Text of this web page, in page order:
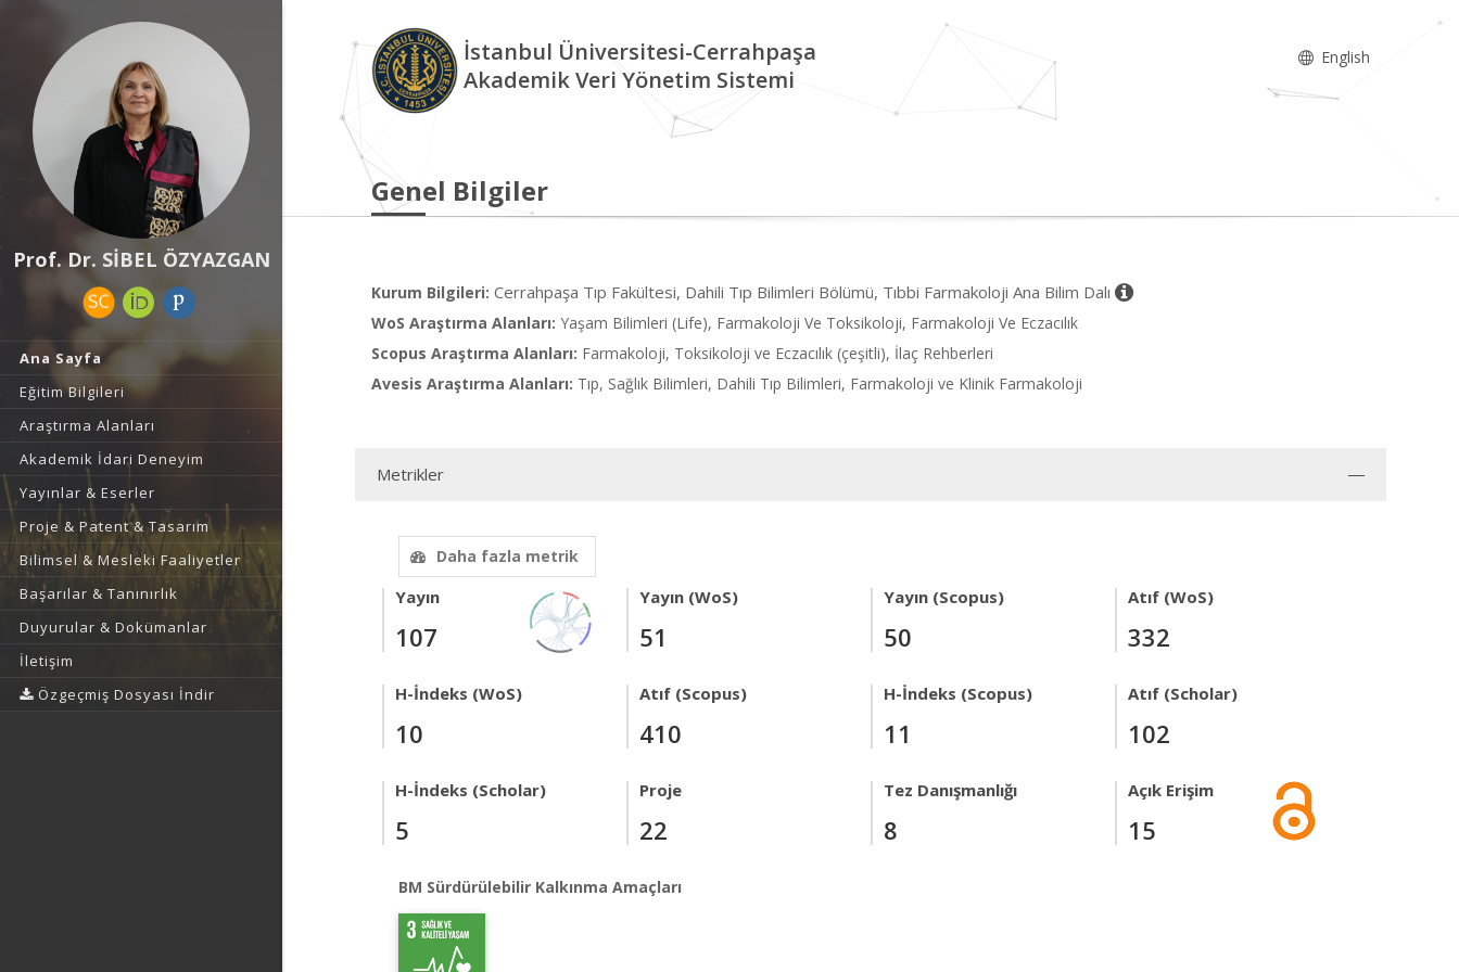
Prof. Dr. SİBEL ÖZYAZGAN
Ana Sayfa
Eğitim Bilgileri
Araştırma Alanları
Akademik İdari Deneyim
Yayınlar & Eserler
Proje & Patent & Tasarım
Bilimsel & Mesleki Faaliyetler
Başarılar & Tanınırlık
Duyurular & Dokümanlar
İletişim
Özgeçmiş Dosyası İndir
İstanbul Üniversitesi-Cerrahpaşa
Akademik Veri Yönetim Sistemi
English
Genel Bilgiler
Kurum Bilgileri: Cerrahpaşa Tıp Fakültesi, Dahili Tıp Bilimleri Bölümü, Tıbbi Farmakoloji Ana Bilim Dalı
WoS Araştırma Alanları: Yaşam Bilimleri (Life), Farmakoloji Ve Toksikoloji, Farmakoloji Ve Eczacılık
Scopus Araştırma Alanları: Farmakoloji, Toksikoloji ve Eczacılık (çeşitli), İlaç Rehberleri
Avesis Araştırma Alanları: Tıp, Sağlık Bilimleri, Dahili Tıp Bilimleri, Farmakoloji ve Klinik Farmakoloji
Metrikler
Daha fazla metrik
Yayın
107
Yayın (WoS)
51
Yayın (Scopus)
50
Atıf (WoS)
332
H-İndeks (WoS)
10
Atıf (Scopus)
410
H-İndeks (Scopus)
11
Atıf (Scholar)
102
H-İndeks (Scholar)
5
Proje
22
Tez Danışmanlığı
8
Açık Erişim
15
BM Sürdürülebilir Kalkınma Amaçları